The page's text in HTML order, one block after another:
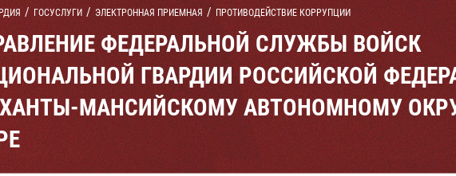
ГОСУСЛУГИ ЭЛЕКТРОННАЯ ПРИЕМНАЯ ПРОТИВОДЕЙСТВИЕ КОРРУПЦИИ
ФЕДЕРАЛЬНОЙ СЛУЖБЫ ВОЙСК
ГВАРДИИ РОССИЙСКОЙ
МАНСИЙСКОМУ АВТОНОМНОМУ